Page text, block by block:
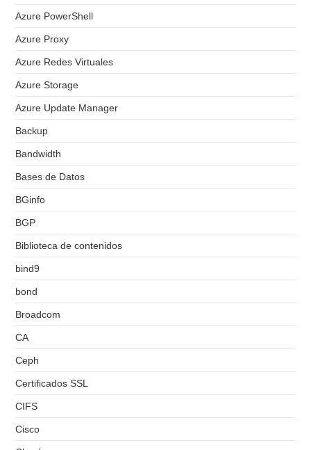
Azure PowerShell
Azure Proxy
Azure Redes Virtuales
Azure Storage
Azure Update Manager
Backup
Bandwidth
Bases de Datos
BGinfo
BGP
Biblioteca de contenidos
bind9
bond
Broadcom
CA
Ceph
Certificados SSL
CIFS
Cisco